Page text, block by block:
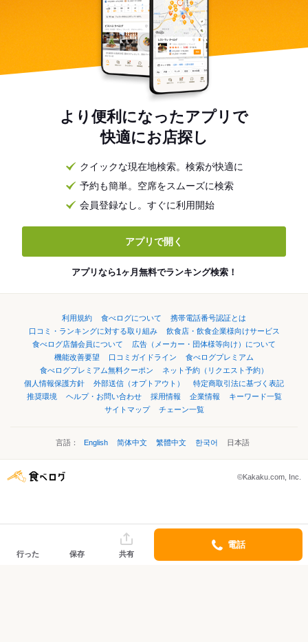
より便利になったアプリで
快適にお店探し
クイックな現在地検索。検索が快適に
予約も簡単。空席をスムーズに検索
会員登録なし。すぐに利用開始
アプリで開く
アプリなら1ヶ月無料でランキング検索！
利用規約 食べログについて
携帯電話番号認証とは
口コミ・ランキングに対する取り組み
飲食店・飲食企業様向けサービス
食べログ店舗会員について
広告（メーカー・団体様等向け）について
機能改善要望
口コミガイドライン
食べログプレミアム
食べログプレミアム無料クーポン
ネット予約（リクエスト予約）
個人情報保護方針
外部送信（オプトアウト）
特定商取引法に基づく表記
推奨環境
ヘルプ・お問い合わせ 採用情報 企業情報
キーワード一覧
サイトマップ
チェーン一覧
言語： English 简体中文 繁體中文 한국어 日本語
©Kakaku.com, Inc.
行った 保存 共有
電話